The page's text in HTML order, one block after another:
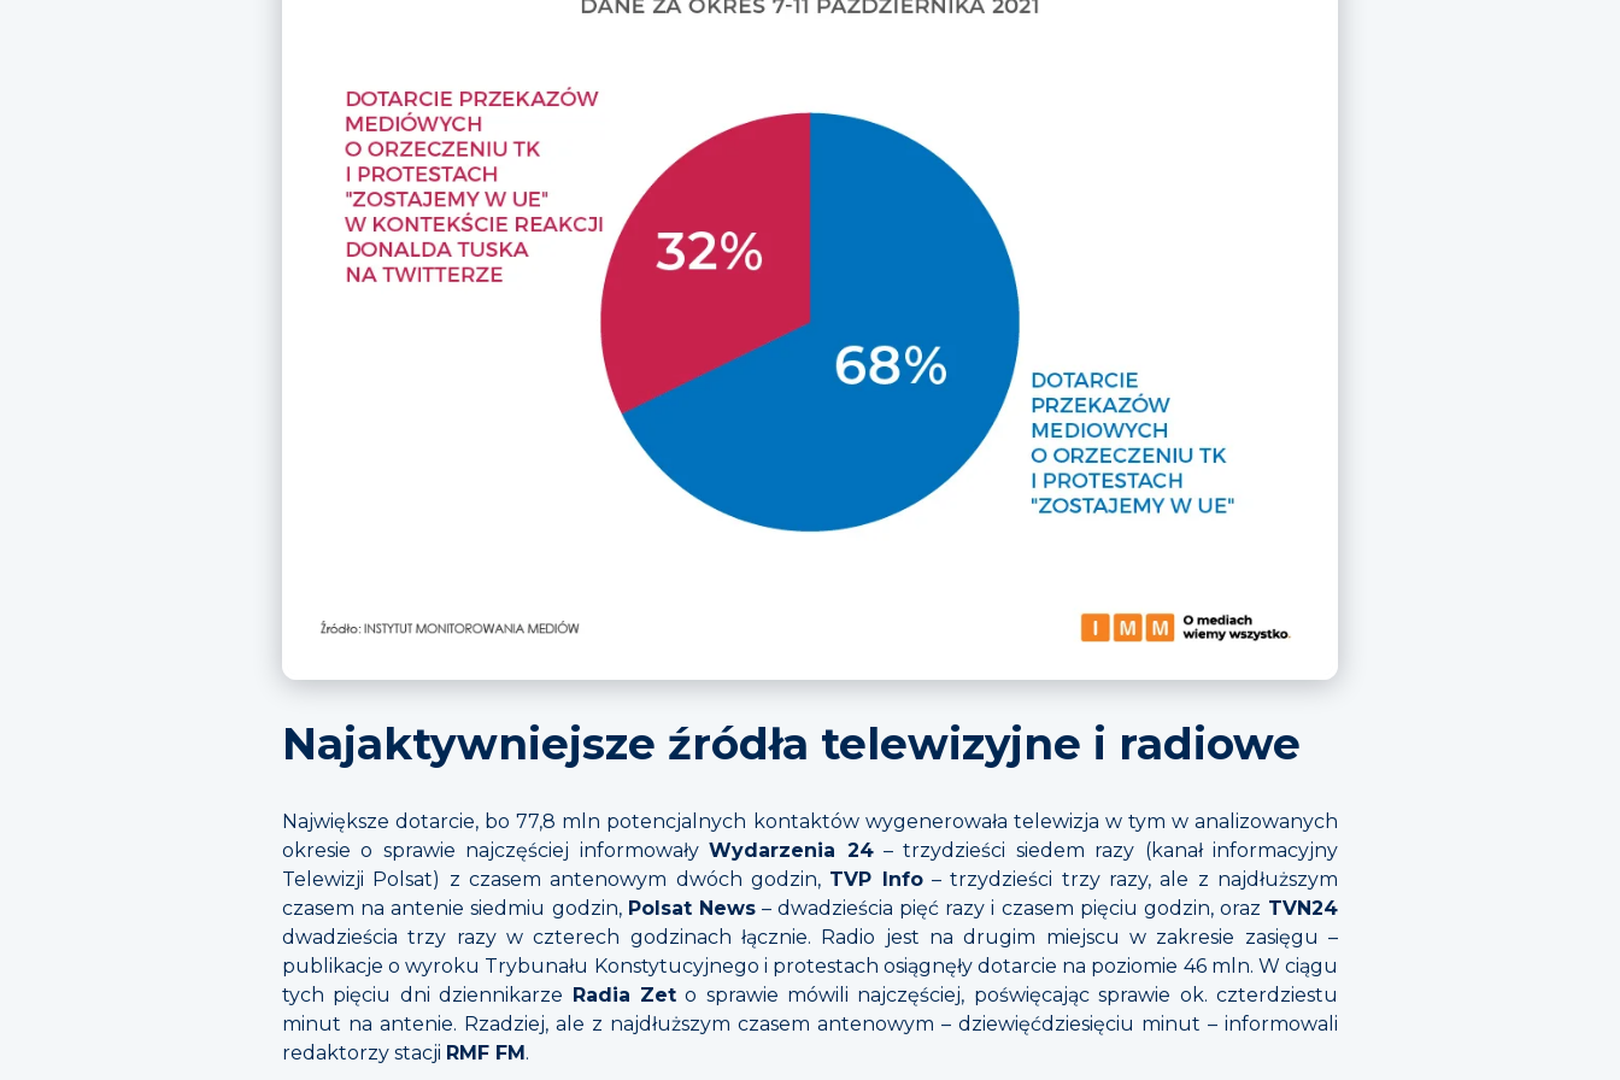
Najaktywniejsze źródła telewizyjne i radiowe
Największe dotarcie, bo 77,8 mln potencjalnych kontaktów wygenerowała telewizja w tym w analizowanych
okresie o sprawie najczęściej informowałyWydarzenia 24– trzydzieści siedem razy (kanał informacyjny
Telewizji Polsat) z czasem antenowym dwóch godzin, TVP Info– trzydzieści trzy razy, ale z najdłuższym
czasem na antenie siedmiu godzin, Polsat News– dwadzieścia pięć razy i czasem pięciu godzin, oraz TVN24
dwadzieścia trzy razy w czterech godzinach łącznie. Radio jest na drugim miejscu w zakresie zasięgu –
publikacje o wyroku Trybunału Konstytucyjnego i protestach osiągnęły dotarcie na poziomie 46 mln. W ciągu
tych pięciu dni dziennikarze
Radia Zeto sprawie mówili najczęściej, poświęcając sprawie ok. czterdziestu
minut na antenie. Rzadziej, ale z najdłuższym czasem antenowym – dziewięćdziesięciu minut – informowali
redaktorzy stacji RMF FM .